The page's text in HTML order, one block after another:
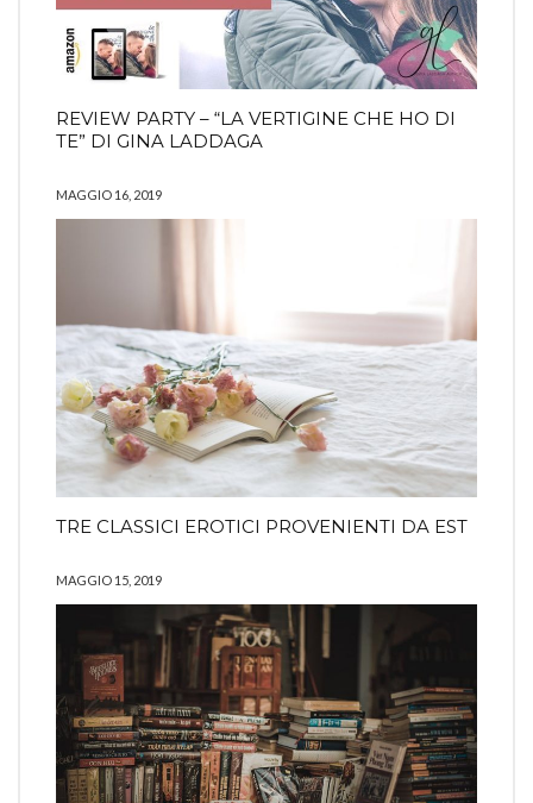
REVIEW PARTY – “LA VERTIGINE CHE HO DI
TE” DI GINA LADDAGA
MAGGIO 16, 2019
TRE CLASSICI EROTICI PROVENIENTI DA EST
MAGGIO 15, 2019